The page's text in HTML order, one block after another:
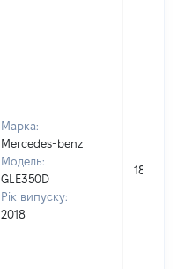
Марка:
Mercedes-benz
Модель:
GLE350D
Рік випуску:
2018
1849200